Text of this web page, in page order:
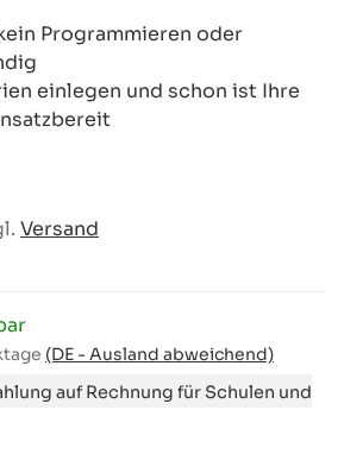
Programmieren oder
einlegen und schon ist Ihre
Versand
(DE - Ausland abweichend)
auf Rechnung für Schulen und